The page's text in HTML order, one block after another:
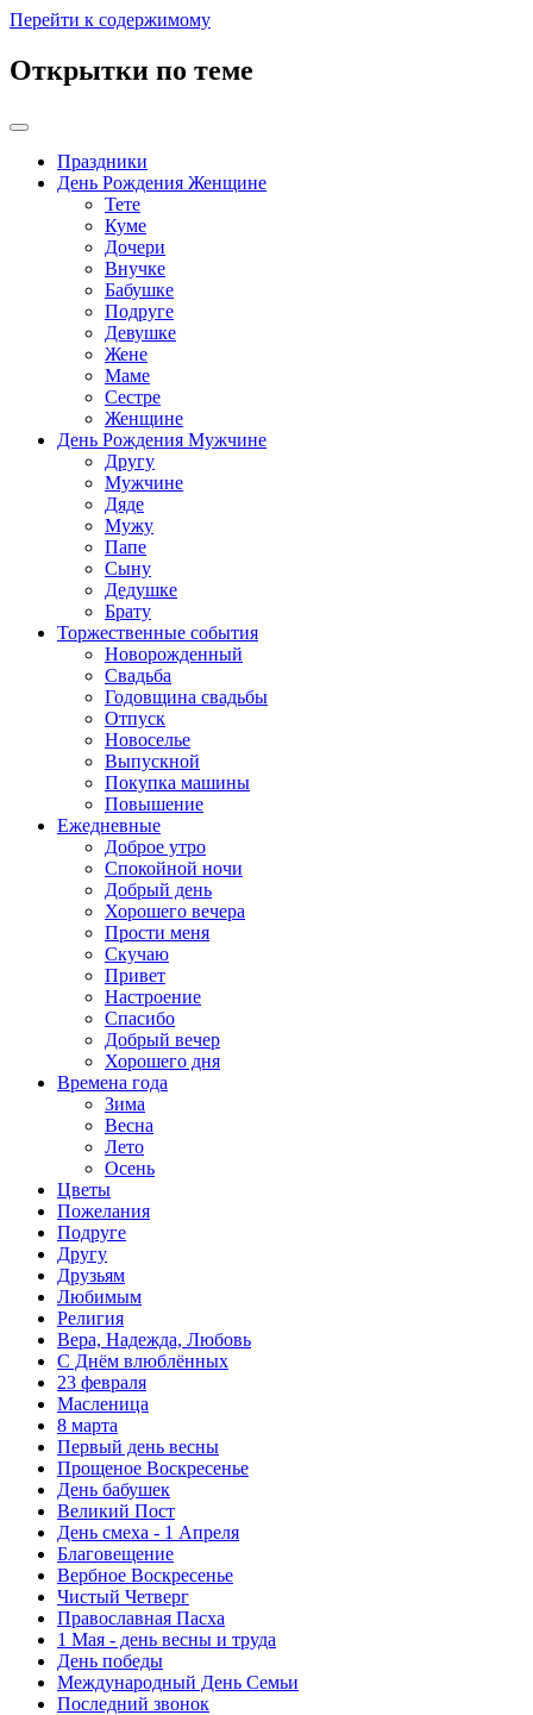
Перейти к содержимому
Открытки по теме
Праздники
День Рождения Женщине
Тете
Куме
Дочери
Внучке
Бабушке
Подруге
Девушке
Жене
Маме
Сестре
Женщине
День Рождения Мужчине
Другу
Мужчине
Дяде
Мужу
Папе
Сыну
Дедушке
Брату
Торжественные события
Новорожденный
Свадьба
Годовщина свадьбы
Отпуск
Новоселье
Выпускной
Покупка машины
Повышение
Ежедневные
Доброе утро
Спокойной ночи
Добрый день
Хорошего вечера
Прости меня
Скучаю
Привет
Настроение
Спасибо
Добрый вечер
Хорошего дня
Времена года
Зима
Весна
Лето
Осень
Цветы
Пожелания
Подруге
Другу
Друзьям
Любимым
Религия
Вера, Надежда, Любовь
С Днём влюблённых
23 февраля
Масленица
8 марта
Первый день весны
Прощеное Воскресенье
День бабушек
Великий Пост
День смеха - 1 Апреля
Благовещение
Вербное Воскресенье
Чистый Четверг
Православная Пасха
1 Мая - день весны и труда
День победы
Международный День Семьи
Последний звонок